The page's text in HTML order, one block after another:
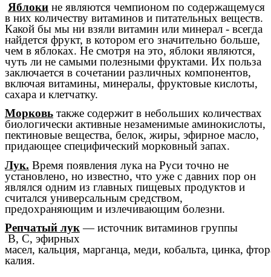
Яблоки не являются чемпионом по содержащемуся
в них количеству витаминов и питательных веществ.
Какой бы мы ни взяли витамин или минерал - всегда
найдется фрукт, в котором его значительно больше,
чем в яблоках. Не смотря на это, яблоки являются,
чуть ли не самыми полезными фруктами. Их польза
заключается в сочетании различных компонентов,
включая витамины, минералы, фруктовые кислоты,
сахара и клетчатку.
Морковь также содержит в небольших количествах
биологически активные незаменимые аминокислоты,
пектиновые вещества, белок, жиры, эфирное масло,
придающее специфический морковный запах.
Лук. Время появления лука на Руси точно не
установлено, но известно, что уже с давних пор он
являлся одним из главных пищевых продуктов и
считался универсальным средством,
предохраняющим и излечивающим болезни.
Репчатый лук— источник витаминов группы
В, С, эфирных
масел, кальция, марганца, меди, кобальта, цинка,
калия.